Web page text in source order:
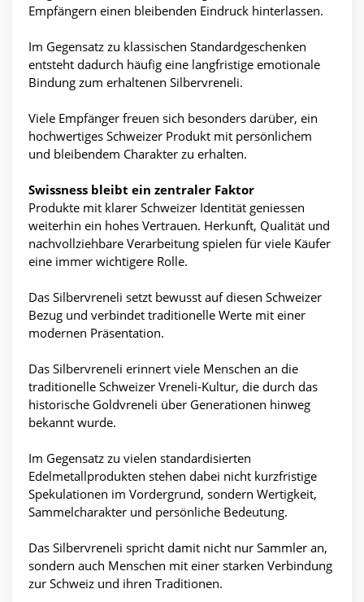
Empfängern einen bleibenden Eindruck hinterlassen.
Im Gegensatz zu klassischen Standardgeschenken
entsteht dadurch häufig eine langfristige emotionale
Bindung zum erhaltenen Silbervreneli.
Viele Empfänger freuen sich besonders darüber, ein
hochwertiges Schweizer Produkt mit persönlichem
und bleibendem Charakter zu erhalten.
Swissness bleibt ein zentraler Faktor
Produkte mit klarer Schweizer Identität geniessen
weiterhin ein hohes Vertrauen. Herkunft, Qualität und
nachvollziehbare Verarbeitung spielen für viele Käufer
eine immer wichtigere Rolle.
Das Silbervreneli setzt bewusst auf diesen Schweizer
Bezug und verbindet traditionelle Werte mit einer
modernen Präsentation.
Das Silbervreneli erinnert viele Menschen an die
traditionelle Schweizer Vreneli-Kultur, die durch das
historische Goldvreneli über Generationen hinweg
bekannt wurde.
Im Gegensatz zu vielen standardisierten
Edelmetallprodukten stehen dabei nicht kurzfristige
Spekulationen im Vordergrund, sondern Wertigkeit,
Sammelcharakter und persönliche Bedeutung.
Das Silbervreneli spricht damit nicht nur Sammler an,
sondern auch Menschen mit einer starken Verbindung
zur Schweiz und ihren Traditionen.